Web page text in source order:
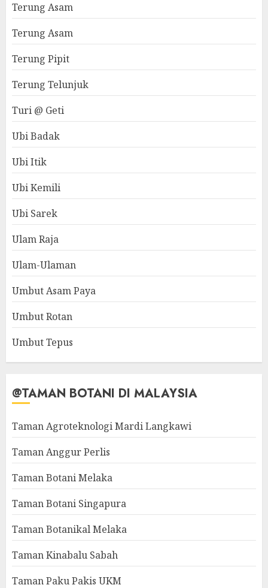
Terung Asam
Terung Asam
Terung Pipit
Terung Telunjuk
Turi @ Geti
Ubi Badak
Ubi Itik
Ubi Kemili
Ubi Sarek
Ulam Raja
Ulam-Ulaman
Umbut Asam Paya
Umbut Rotan
Umbut Tepus
@TAMAN BOTANI DI MALAYSIA
Taman Agroteknologi Mardi Langkawi
Taman Anggur Perlis
Taman Botani Melaka
Taman Botani Singapura
Taman Botanikal Melaka
Taman Kinabalu Sabah
Taman Paku Pakis UKM